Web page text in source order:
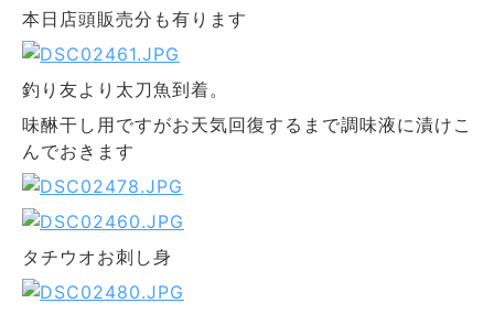
本日店頭販売分も有ります
釣り友より太刀魚到着。
味醂干し用ですがお天気回復するまで調味液に漬けこ
んでおきます
タチウオお刺し身